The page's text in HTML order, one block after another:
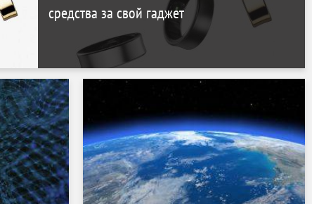
средства за свой гаджет